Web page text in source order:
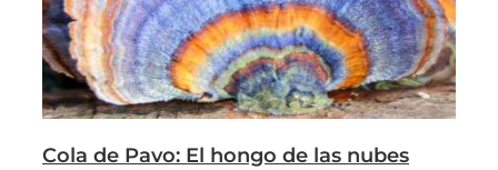
Cola de Pavo: El hongo de las nubes